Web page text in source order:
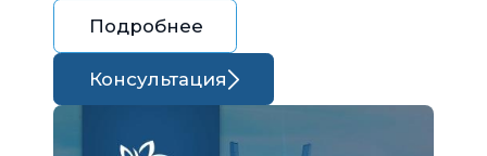
Подробнее
Консультация